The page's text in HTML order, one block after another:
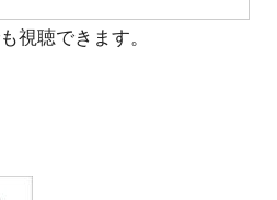
視聴できます。